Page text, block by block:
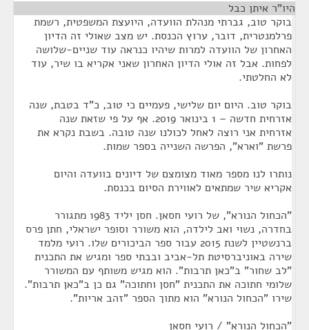
היו"ר איתן כבל
בוקר טוב, גברתי מנהלת הוועדה, היועצת המשפטית, רשמת
פרלמנטרית, דובר, ערוץ הכנסת. יש מצב שאולי זה הדיון
האחרון של הוועדה למרות שיהיו כנראה עוד שניים-שלושה
לפחות. אבל זה אולי הדיון האחרון שאני אקריא בו שיר, עוד
לא החלטתי.
בוקר טוב. היום יום שלישי, פעמיים כי טוב, כ"ד בטבת, שנה
אזרחית חדשה – 1 בינואר 2019. אף על פי שזאת שנה
אזרחית אני רוצה לאחל לכולנו שנה טובה. בשבת נקרא את
פרשת "וארא", הפרשה השנייה בספר שמות.
נותרו לנו מספר מאוד מצומצם של דיונים בוועדה והיום
אקריא שיר שמתאים לאווירת הסיום בכנסת.
"הכחול הנורא", של רועי חסאן. חסן יליד 1983 מתגורר
בחדרה, נשוי ואב לילדה, הוא משורר וסופר ישראלי, חתן פרס
ברנשטיין לשנת 2015 עבור ספר הביכורים שלו. רועי מלמד
שירה באוניברסיטת תל-אביב ובבתי ספר ומגיש את התכנית
"לב שחור" ב"כאן תרבות". הוא מגיש משותף עם המשורר
שלומי חתוכה את התכנית "חסן וחתוכה" גם כן ב"כאן תרבות".
שירו "הכחול הנורא" הוא מתוך הספר "זהב אריות".
"הכחול הנורא" / רועי חסאן